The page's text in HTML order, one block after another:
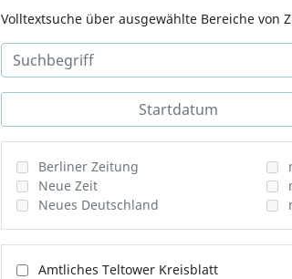
Volltextsuche über ausgewählte Bereiche von
Berliner Zeitung
Neue Zeit
Neues Deutschland
Amtliches Teltower Kreisblatt